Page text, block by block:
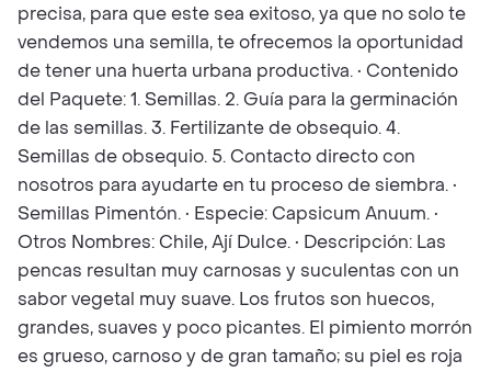
precisa, para que este sea exitoso, ya que no solo te
vendemos una semilla, te ofrecemos la oportunidad
de tener una huerta urbana productiva. • Contenido
del Paquete: 1. Semillas. 2. Guía para la germinación
de las semillas. 3. Fertilizante de obsequio. 4.
Semillas de obsequio. 5. Contacto directo con
nosotros para ayudarte en tu proceso de siembra. •
Semillas Pimentón. • Especie: Capsicum Anuum. •
Otros Nombres: Chile, Ají Dulce. • Descripción: Las
pencas resultan muy carnosas y suculentas con un
sabor vegetal muy suave. Los frutos son huecos,
grandes, suaves y poco picantes. El pimiento morrón
es grueso, carnoso y de gran tamaño; su piel es roja